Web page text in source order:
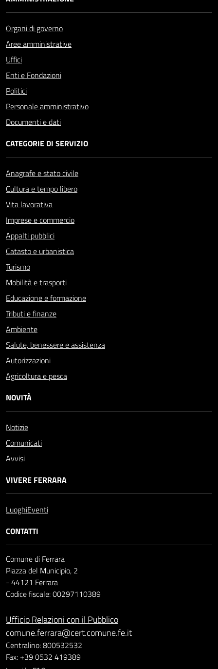
Organi di governo
Aree amministrative
Uffici
Enti e Fondazioni
Politici
Personale amministrativo
Documenti e dati
CATEGORIE DI SERVIZIO
Anagrafe e stato civile
Cultura e tempo libero
Vita lavorativa
Imprese e commercio
Appalti pubblici
Catasto e urbanistica
Turismo
Mobilità e trasporti
Educazione e formazione
Tributi e finanze
Ambiente
Salute, benessere e assistenza
Autorizzazioni
Agricoltura e pesca
NOVITÀ
Notizie
Comunicati
Avvisi
VIVERE FERRARA
LuoghiEventi
CONTATTI
Comune di Ferrara
Piazza del Municipio, 2
- 44121 Ferrara
Codice fiscale: 00297110389
Ufficio Relazioni con il Pubblico
comune.ferrara@cert.comune.fe.it
Centralino: 800532532
Fax: +39 0532 419389